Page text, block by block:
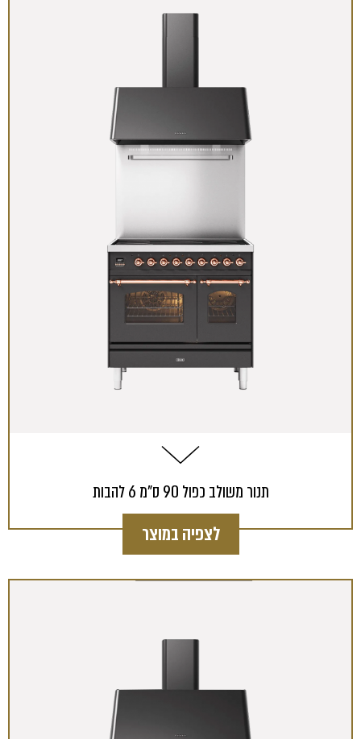
תנור משולב כפול 90 ס"מ 6 להבות
לצפיה במוצר